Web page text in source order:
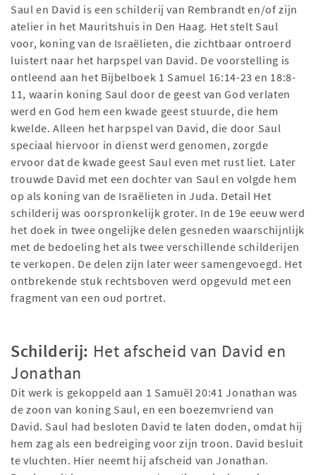
Saul en David is een schilderij van Rembrandt en/of zijn
atelier in het Mauritshuis in Den Haag. Het stelt Saul
voor, koning van de Israëlieten, die zichtbaar ontroerd
luistert naar het harpspel van David. De voorstelling is
ontleend aan het Bijbelboek 1 Samuel 16:14-23 en 18:8-
11, waarin koning Saul door de geest van God verlaten
werd en God hem een kwade geest stuurde, die hem
kwelde. Alleen het harpspel van David, die door Saul
speciaal hiervoor in dienst werd genomen, zorgde
ervoor dat de kwade geest Saul even met rust liet. Later
trouwde David met een dochter van Saul en volgde hem
op als koning van de Israëlieten in Juda. Detail Het
schilderij was oorspronkelijk groter. In de 19e eeuw werd
het doek in twee ongelijke delen gesneden waarschijnlijk
met de bedoeling het als twee verschillende schilderijen
te verkopen. De delen zijn later weer samengevoegd. Het
ontbrekende stuk rechtsboven werd opgevuld met een
fragment van een oud portret.
Schilderij: Het afscheid van David en
Jonathan
Dit werk is gekoppeld aan 1 Samuël 20:41 Jonathan was
de zoon van koning Saul, en een boezemvriend van
David. Saul had besloten David te laten doden, omdat hij
hem zag als een bedreiging voor zijn troon. David besluit
te vluchten. Hier neemt hij afscheid van Jonathan.